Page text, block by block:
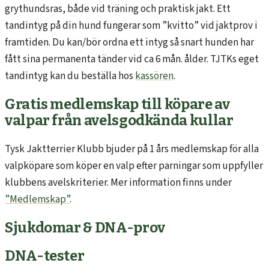
grythundsras, både vid träning och praktisk jakt. Ett
tandintyg på din hund fungerar som ”kvitto” vid jaktprov i
framtiden. Du kan/bör ordna ett intyg så snart hunden har
fått sina permanenta tänder vid ca 6 mån. ålder. TJTKs eget
tandintyg kan du beställa hoskassören.
Gratis medlemskap till köpare av
valpar från avelsgodkända kullar
Tysk Jaktterrier Klubb bjuder på 1 års medlemskap för alla
valpköpare som köper en valp efter parningar som uppfyller
klubbens avelskriterier. Mer information finns under
”Medlemskap”.
Sjukdomar & DNA-prov
DNA-tester